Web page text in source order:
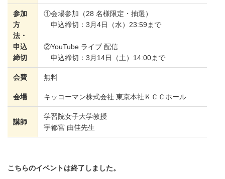
参加
方
法・
申込
締切
①会場参加（28 名様限定・抽選）
申込締切：3月4日（水）23:59まで
②YouTube ライブ 配信
申込締切：3月14日（土）14:00まで
会費 無料
会場 キッコーマン株式会社 東京本社ＫＣＣホール
講師
学習院女子大学教授
宇都宮 由佳先生
こちらのイベントは終了しました。